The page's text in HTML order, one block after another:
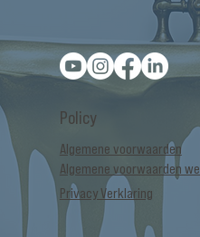
Policy
Algemene voorwaarden
Algemene voorwaarden
Privacy Verklaring